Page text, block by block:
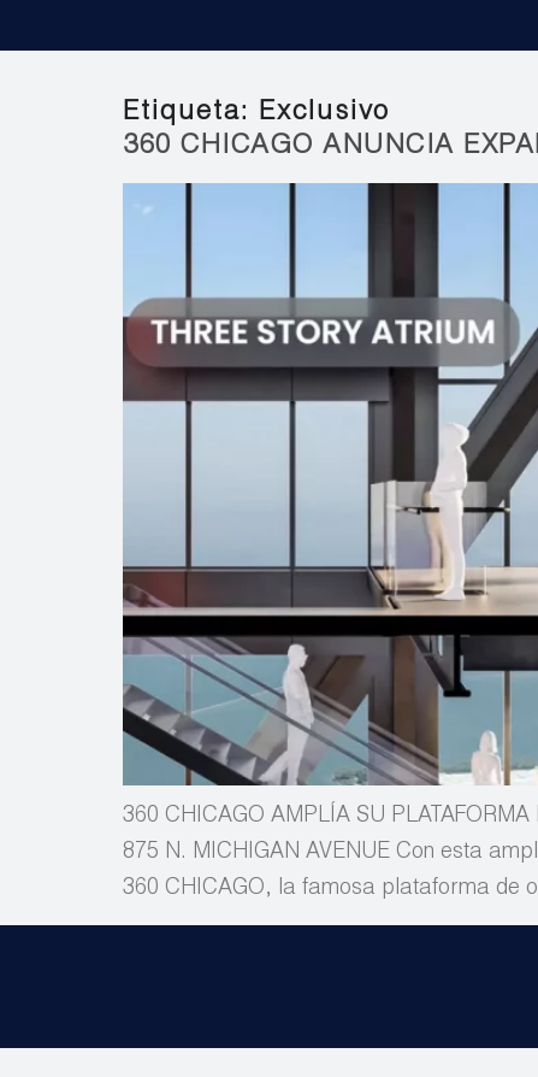
Etiqueta: Exclusivo
360 CHICAGO ANUNCIA
360 CHICAGO AMPLÍA SU
875 N. MICHIGAN AVENUE Con esta
360 CHICAGO, la famosa plataforma de